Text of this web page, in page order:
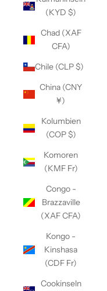
(KYD $)
Chad (XAF
CFA)
Chile (CLP $)
China (CNY
¥)
Kolumbien
(COP $)
Komoren
(KMF Fr)
Congo -
Brazzaville
(XAF CFA)
Kongo -
Kinshasa
(CDF Fr)
Cookinseln